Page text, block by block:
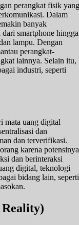
perangkat fisik yang
Dalam
banyak
smartphone hingga
lampu. Dengan
perangkat-
lainnya. Selain itu,
industri, seperti
mata uang digital
dan
dan terverifikasi.
karena potensinya
dan berinteraksi
digital, teknologi
bidang lain, seperti